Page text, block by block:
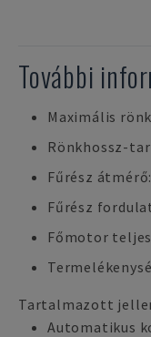
További
Maximális
Rönkhossz-
Fűrész
Fűrész
Főmotor
Tartalmazott
Automatikus